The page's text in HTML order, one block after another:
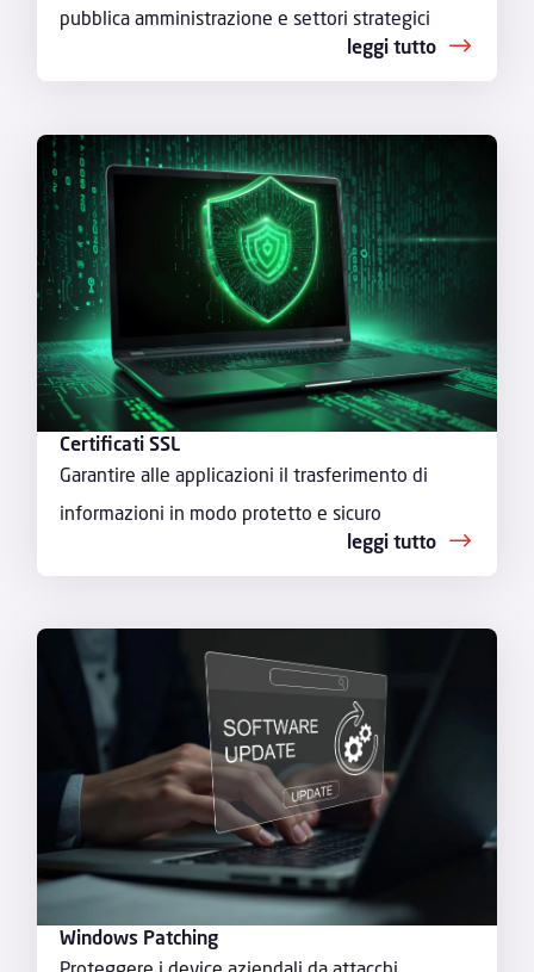
pubblica amministrazione e settori strategici
leggi tutto
Certificati SSL
Garantire alle applicazioni il trasferimento di
informazioni in modo protetto e sicuro
leggi tutto
Windows Patching